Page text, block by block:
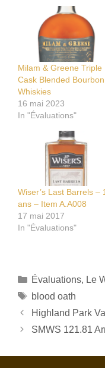
Milam & Greene Triple
Cask Blended Bourbon
Whiskies
16 mai 2023
In "Évaluations"
Wiser’s Last Barrels –
ans – Item A.A008
17 mai 2017
In "Évaluations"
Catégories
Évaluations, Le
Étiquettes
blood oath
Highland Park
SMWS 121.81